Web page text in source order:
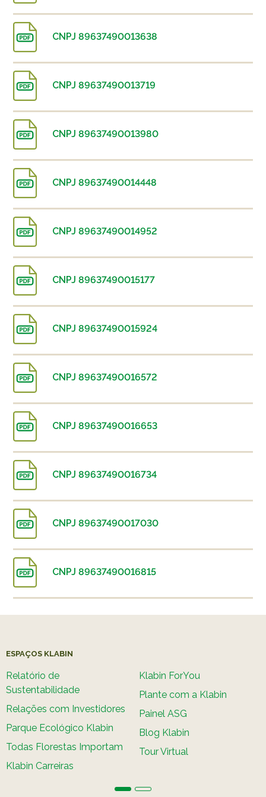
CNPJ 89637490013638
CNPJ 89637490013719
CNPJ 89637490013980
CNPJ 89637490014448
CNPJ 89637490014952
CNPJ 89637490015177
CNPJ 89637490015924
CNPJ 89637490016572
CNPJ 89637490016653
CNPJ 89637490016734
CNPJ 89637490017030
CNPJ 89637490016815
ESPAÇOS KLABIN
Relatório de
Sustentabilidade
Relações com Investidores
Parque Ecológico Klabin
Todas Florestas Importam
Klabin Carreiras
Klabin ForYou
Plante com a Klabin
Painel ASG
Blog Klabin
Tour Virtual